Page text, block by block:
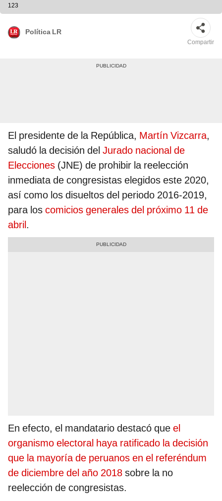
123
Política LR
Compartir
El presidente de la República, Martín Vizcarra,
saludó la decisión del Jurado nacional de
Elecciones (JNE) de prohibir la reelección
inmediata de congresistas elegidos este 2020,
así como los disueltos del periodo 2016-2019,
para los comicios generales del próximo 11 de
abril.
En efecto, el mandatario destacó que el
organismo electoral haya ratificado la decisión
que la mayoría de peruanos en el referéndum
de diciembre del año 2018 sobre la no
reelección de congresistas.